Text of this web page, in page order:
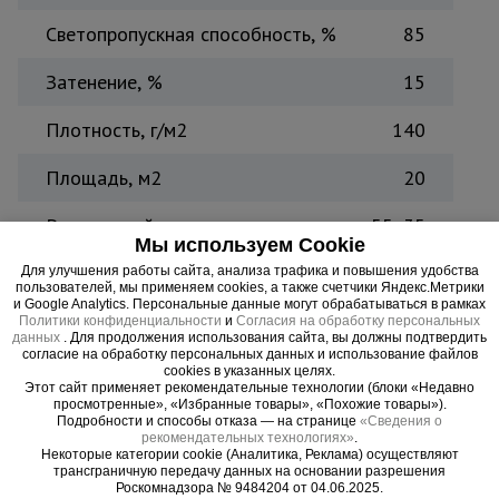
Светопропускная способность, %
85
Затенение, %
15
Плотность, г/м2
140
Площадь, м2
20
Размер ячейки, мм
55х35
Количество в упаковке
1
Вес, кг
1,6
Страна производитель
В каких сферах использовать:ЖКХ и дорожное
Мы используем Cookie
Для улучшения работы сайта, анализа трафика и повышения удобства
пользователей, мы применяем cookies, а также счетчики Яндекс.Метрики
и Google Analytics. Персональные данные могут обрабатываться в рамках
Политики конфиденциальности и Согласия на обработку персональных
данных . Для продолжения использования сайта, вы должны подтвердить
согласие на обработку персональных данных и использование файлов
cookies в указанных целях.
Этот сайт применяет рекомендательные технологии (блоки «Недавно
просмотренные», «Избранные товары», «Похожие товары»).
Подробности и способы отказа — на странице «Сведения о
рекомендательных технологиях».
Некоторые категории cookie (Аналитика, Реклама) осуществляют
трансграничную передачу данных на основании разрешения
Роскомнадзора № 9484204 от 04.06.2025.